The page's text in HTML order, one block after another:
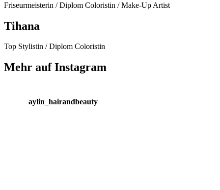
Friseurmeisterin / Diplom Coloristin / Make-Up Artist
Tihana
Top Stylistin / Diplom Coloristin
Mehr auf Instagram
aylin_hairandbeauty